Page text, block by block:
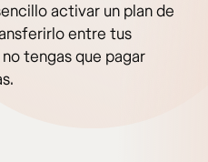
activar un plan de
entre tus
tengas que pagar